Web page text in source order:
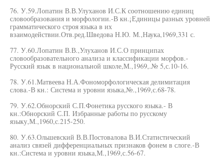
76. У.59.Лопатин В.В.Улуханов И.С.К соотношению единиц
словообразования и морфологии.-В кн.¡Единицы разных уровней
грамматического строя языка в их
взаимодействии.Отв.ред.Шведова Н.Ю. М.,Наука,1969,331 с.
77. У.60.Лопатин В.В.,Улуханов И.С.О принципах
словообразовательного анализа и классификации морфов.-
Русский язык в национальной школе,М.,1969,.№ 5,с.10-16.
78. У.61.Матвеева Н.А.Фономорфологическая делимитация
слова.-В кн.: Система и уровни языка,№.,1969,с.68-78.
79. У.62.Обнорский С.П.Фонетика русского языка.- В
кн.:Обнорский С.П. Избранные работы по русскому
языку,М.,1960,с.215-250.
80. У.63.Ольшевский В.В.Постовалова В.И.Статистический
анализ связей дифференциальных признаков фонем в слоге.-В
кн.:Система и уровни языка,М.,1969,с.56-67.